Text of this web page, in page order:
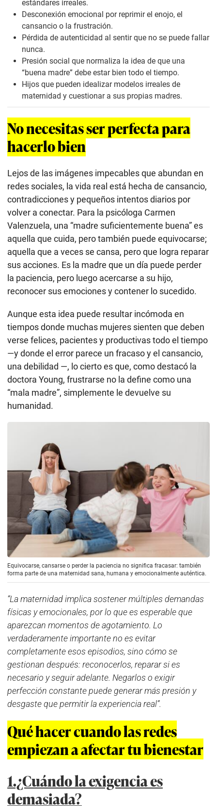
estándares irreales.
Desconexión emocional por reprimir el enojo, el
cansancio o la frustración.
Pérdida de autenticidad al sentir que no se puede fallar
nunca.
Presión social que normaliza la idea de que una
“buena madre” debe estar bien todo el tiempo.
Hijos que pueden idealizar modelos irreales de
maternidad y cuestionar a sus propias madres.
No necesitas ser perfecta para
hacerlo bien
Lejos de las imágenes impecables que abundan en
redes sociales, la vida real está hecha de cansancio,
contradicciones y pequeños intentos diarios por
volver a conectar. Para la psicóloga Carmen
Valenzuela, una “madre suficientemente buena” es
aquella que cuida, pero también puede equivocarse;
aquella que a veces se cansa, pero que logra reparar
sus acciones. Es la madre que un día puede perder
la paciencia, pero luego acercarse a su hijo,
reconocer sus emociones y contener lo sucedido.
Aunque esta idea puede resultar incómoda en
tiempos donde muchas mujeres sienten que deben
verse felices, pacientes y productivas todo el tiempo
—y donde el error parece un fracaso y el cansancio,
una debilidad —, lo cierto es que, como destacó la
doctora Young, frustrarse no la define como una
“mala madre”, simplemente le devuelve su
humanidad.
Equivocarse, cansarse o perder la paciencia no significa fracasar: también
forma parte de una maternidad sana, humana y emocionalmente auténtica.
“La maternidad implica sostener múltiples demandas
físicas y emocionales, por lo que es esperable que
aparezcan momentos de agotamiento. Lo
verdaderamente importante no es evitar
completamente esos episodios, sino cómo se
gestionan después: reconocerlos, reparar si es
necesario y seguir adelante. Negarlos o exigir
perfección constante puede generar más presión y
desgaste que permitir la experiencia real”.
Qué hacer cuando las redes
empiezan a afectar tu bienestar
1.¿Cuándo la exigencia es
demasiada?